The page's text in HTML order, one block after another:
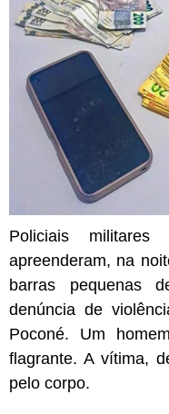
Policiais
apreenderam, na
barras pequenas
denúncia de
Poconé. Um
flagrante. A vítima,
pelo corpo.